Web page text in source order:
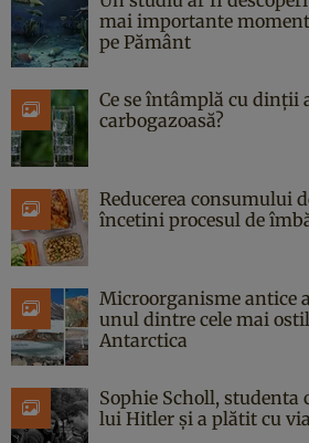
mai importante
pe Pământ
Ce se întâmplă cu dinții
carbogazoasă?
Reducerea consumului
încetini procesul de
Microorganisme antice
unul dintre cele mai
Antarctica
Sophie Scholl, studenta
lui Hitler și a plătit cu